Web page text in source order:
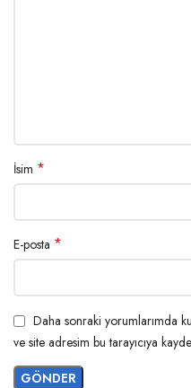
İsim *
E-posta *
Daha sonraki yorumlarımda
ve site adresim bu tarayıcıya